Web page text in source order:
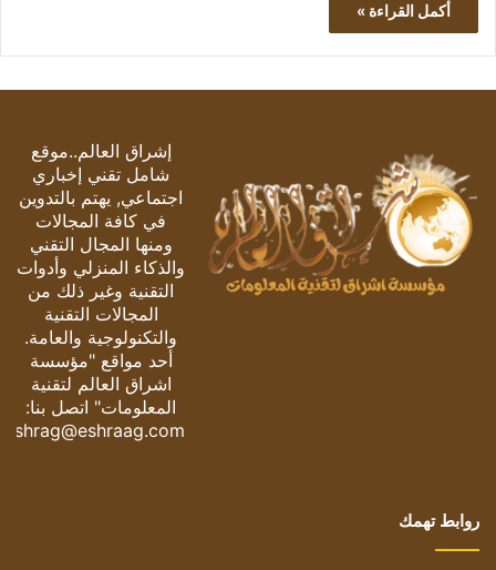
أكمل القراءة »
إشراق العالم..موقع
شامل تقني إخباري
اجتماعي, يهتم بالتدوين
في كافة المجالات
ومنها المجال التقني
والذكاء المنزلي وأدوات
التقنية وغير ذلك من
المجالات التقنية
والتكنولوجية والعامة.
أحد مواقع "مؤسسة
اشراق العالم لتقنية
المعلومات" اتصل بنا:
eshrag@eshraag.com
روابط تهمك